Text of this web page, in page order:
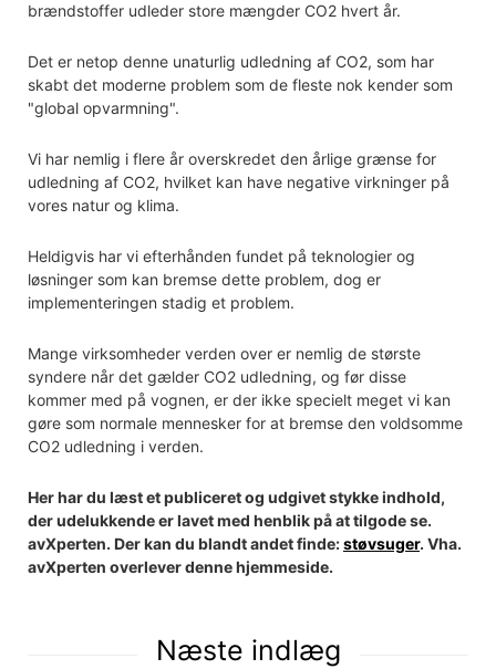
brændstoffer udleder store mængder CO2 hvert år.
Det er netop denne unaturlig udledning af CO2, som har
skabt det moderne problem som de fleste nok kender som
"global opvarmning".
Vi har nemlig i flere år overskredet den årlige grænse for
udledning af CO2, hvilket kan have negative virkninger på
vores natur og klima.
Heldigvis har vi efterhånden fundet på teknologier og
løsninger som kan bremse dette problem, dog er
implementeringen stadig et problem.
Mange virksomheder verden over er nemlig de største
syndere når det gælder CO2 udledning, og før disse
kommer med på vognen, er der ikke specielt meget vi kan
gøre som normale mennesker for at bremse den voldsomme
CO2 udledning i verden.
Her har du læst et publiceret og udgivet stykke indhold,
der udelukkende er lavet med henblik på at tilgode se.
avXperten. Der kan du blandt andet finde:støvsuger. Vha.
avXperten overlever denne hjemmeside.
Næste indlæg